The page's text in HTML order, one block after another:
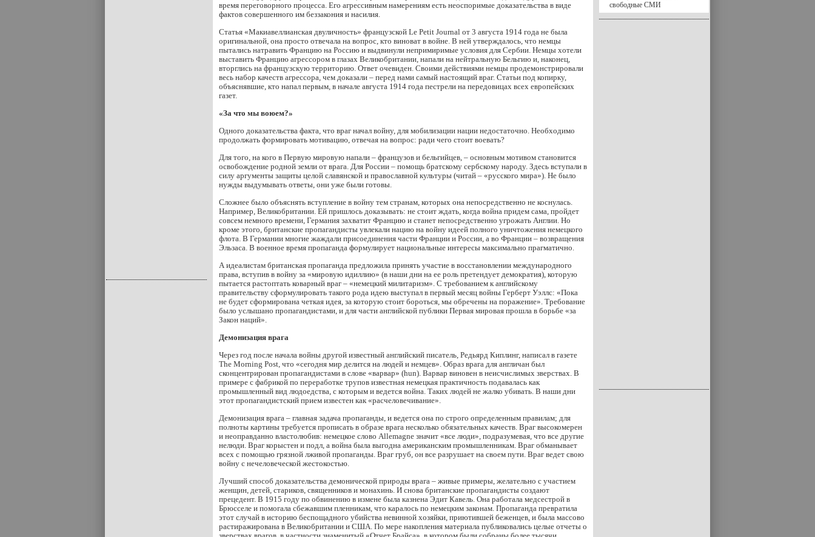
время переговорного процесса. Его агрессивным намерениям есть неоспоримые доказательства в виде
фактов совершенного им беззакония и насилия.
Статья «Макиавеллианская двуличность» французской Le Petit Journal от 3 августа 1914 года не была
оригинальной, она просто отвечала на вопрос, кто виноват в войне. В ней утверждалось, что немцы
пытались натравить Францию на Россию и выдвинули непримиримые условия для Сербии. Немцы хотели
выставить Францию агрессором в глазах Великобритании, напали на нейтральную Бельгию и, наконец,
вторглись на французскую территорию. Ответ очевиден. Своими действиями немцы продемонстрировали
весь набор качеств агрессора, чем доказали – перед нами самый настоящий враг. Статьи под копирку,
объяснявшие, кто напал первым, в начале августа 1914 года пестрели на передовицах всех европейских
газет.
«За что мы воюем?»
Одного доказательства факта, что враг начал войну, для мобилизации нации недостаточно. Необходимо
продолжать формировать мотивацию, отвечая на вопрос: ради чего стоит воевать?
Для того, на кого в Первую мировую напали – французов и бельгийцев, – основным мотивом становится
освобождение родной земли от врага. Для России – помощь братскому сербскому народу. Здесь вступали в
силу аргументы защиты целой славянской и православной культуры (читай – «русского мира»). Не было
нужды выдумывать ответы, они уже были готовы.
Сложнее было объяснять вступление в войну тем странам, которых она непосредственно не коснулась.
Например, Великобритании. Ей пришлось доказывать: не стоит ждать, когда война придем сама, пройдет
совсем немного времени, Германия захватит Францию и станет непосредственно угрожать Англии. Но
кроме этого, британские пропагандисты увлекали нацию на войну идеей полного уничтожения немецкого
флота. В Германии многие жаждали присоединения части Франции и России, а во Франции – возвращения
Эльзаса. В военное время пропаганда формулирует национальные интересы максимально прагматично.
А идеалистам британская пропаганда предложила принять участие в восстановлении международного
права, вступив в войну за «мировую идиллию» (в наши дни на ее роль претендует демократия), которую
пытается растоптать коварный враг – «немецкий милитаризм». С требованием к английскому
правительству сформулировать такого рода идею выступал в первый месяц войны Герберт Уэллс: «Пока
не будет сформирована четкая идея, за которую стоит бороться, мы обречены на поражение». Требование
было услышано пропагандистами, и для части английской публики Первая мировая прошла в борьбе «за
Закон наций».
Демонизация врага
Через год после начала войны другой известный английский писатель, Редьярд Киплинг, написал в газете
The Morning Post, что «сегодня мир делится на людей и немцев». Образ врага для англичан был
сконцентрирован пропагандистами в слове «варвар» (hun). Варвар виновен в неисчислимых зверствах. В
примере с фабрикой по переработке трупов известная немецкая практичность подавалась как
промышленный вид людоедства, с которым и ведется война. Таких людей не жалко убивать. В наши дни
этот пропагандистский прием известен как «расчеловечивание».
Демонизация врага – главная задача пропаганды, и ведется она по строго определенным правилам; для
полноты картины требуется прописать в образе врага несколько обязательных качеств. Враг высокомерен
и неоправданно властолюбив: немецкое слово Allemagne значит «все люди», подразумевая, что все другие
нелюди. Враг корыстен и подл, а война была выгодна американским промышленникам. Враг обманывает
всех с помощью грязной лживой пропаганды. Враг груб, он все разрушает на своем пути. Враг ведет свою
войну с нечеловеческой жестокостью.
Лучший способ доказательства демонической природы врага – живые примеры, желательно с участием
женщин, детей, стариков, священников и монахинь. И снова британские пропагандисты создают
прецедент. В 1915 году по обвинению в измене была казнена Эдит Кавель. Она работала медсестрой в
Брюсселе и помогала сбежавшим пленникам, что каралось по немецким законам. Пропаганда превратила
этот случай в историю беспощадного убийства невинной хозяйки, приютившей беженцев, и была массово
растиражирована в Великобритании и США. По мере накопления материала публиковались целые отчеты о
свободные СМИ